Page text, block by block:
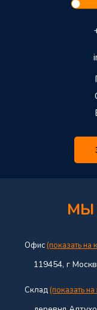
МЫ
Офис(показать на
119454, г
Склад(показать на